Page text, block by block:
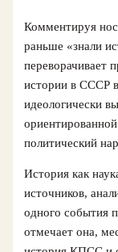
Комментируя
раньше «знали
переворачивает
истории в СССР
идеологически
политический
История как
источников,
одного события
отмечает она,